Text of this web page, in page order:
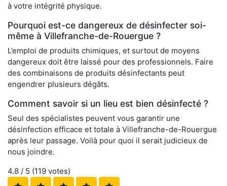
à votre intégrité physique.
Pourquoi est-ce dangereux de désinfecter soi-
même à Villefranche-de-Rouergue ?
L’emploi de produits chimiques, et surtout de moyens
dangereux doit être laissé pour des professionnels. Faire
des combinaisons de produits désinfectants peut
engendrer plusieurs dégâts.
Comment savoir si un lieu est bien désinfecté ?
Seul des spécialistes peuvent vous garantir une
désinfection efficace et totale à Villefranche-de-Rouergue
après leur passage. Voilà pour quoi il serait judicieux de
nous joindre.
4.8 / 5 (119 votes)